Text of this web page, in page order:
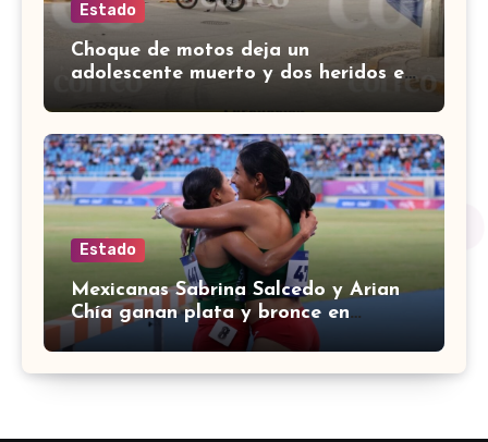
Estado
Choque de motos deja un
adolescente muerto y dos heridos en
colina Los Presidentes, en León
Estado
Mexicanas Sabrina Salcedo y Arian
Chía ganan plata y bronce en
3000m con obstáculos en
Centroamericanos 2026